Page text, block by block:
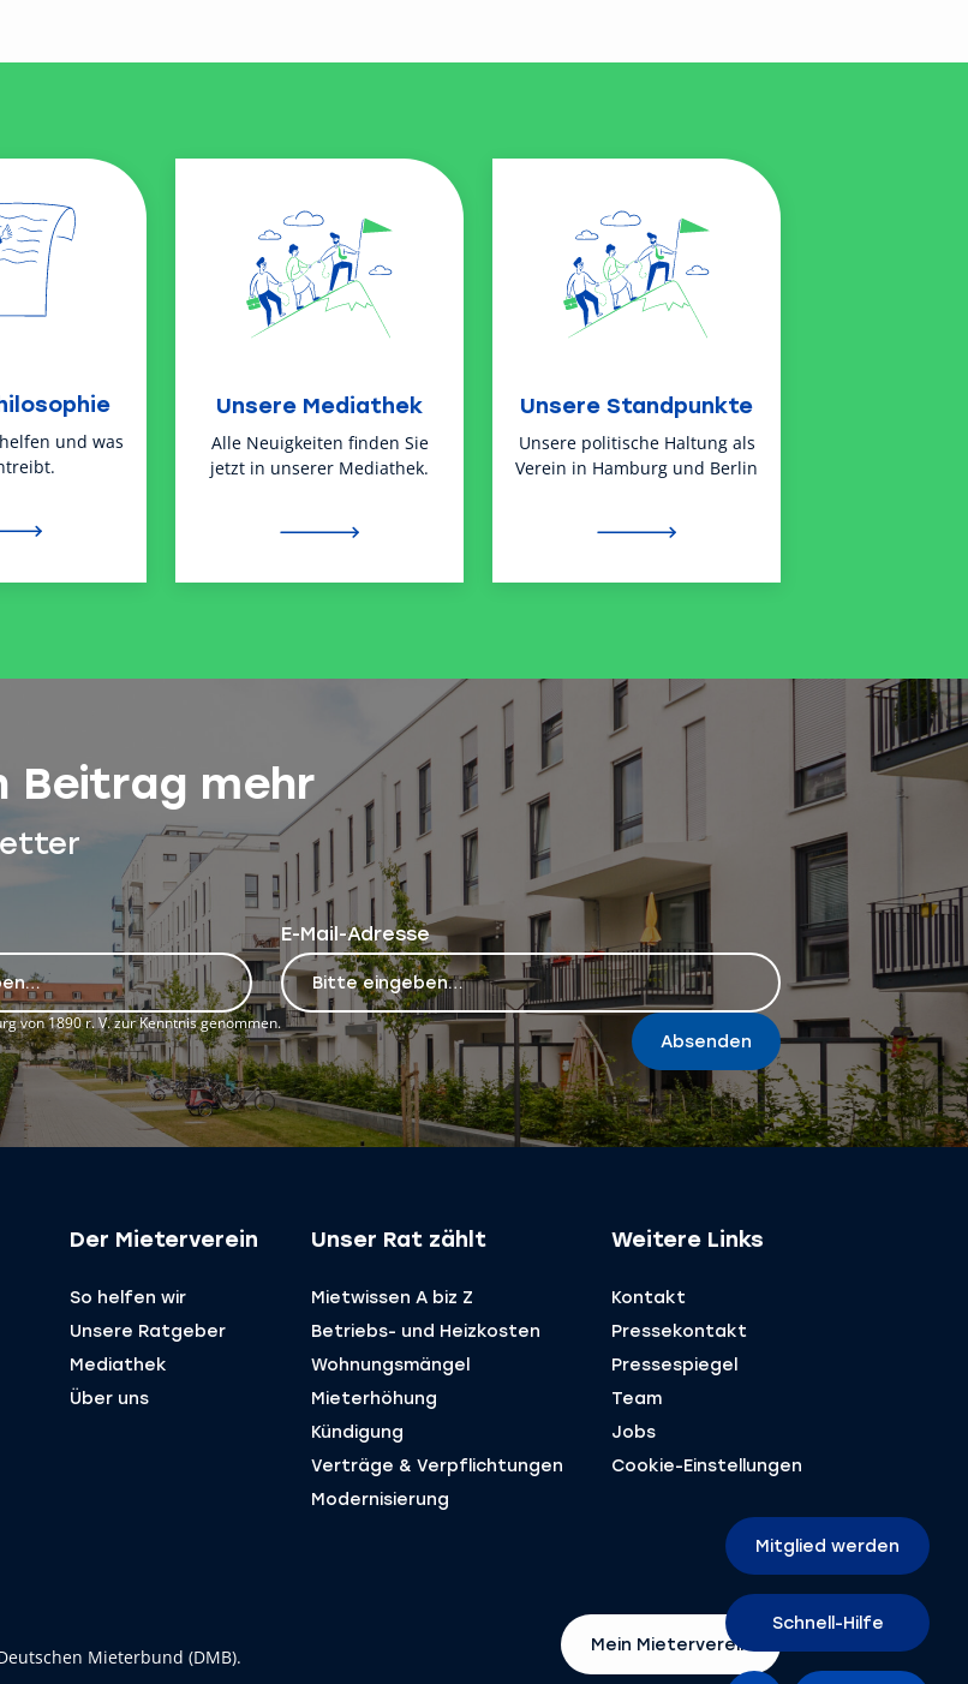
und was
Unsere Mediathek
Alle Neuigkeiten finden Sie
jetzt in unserer Mediathek.
Unsere Standpunkte
Unsere politische Haltung als
Verein in Hamburg und Berlin
Beitrag mehr
E-Mail-Adresse
von 1890 r. V. zur Kenntnis genommen.
Absenden
Der Mieterverein
So helfen wir
Unsere Ratgeber
Mediathek
Über uns
Unser Rat zählt
Mietwissen A biz Z
Betriebs- und Heizkosten
Wohnungsmängel
Mieterhöhung
Kündigung
Verträge & ­Verpflichtungen
Modernisierung
Weitere Links
Kontakt
Pressekontakt
Pressespiegel
Team
Jobs
Cookie-Einstellungen
Mieterbund (DMB).
Mein Mieterverein
Mitglied werden
Schnell-Hilfe